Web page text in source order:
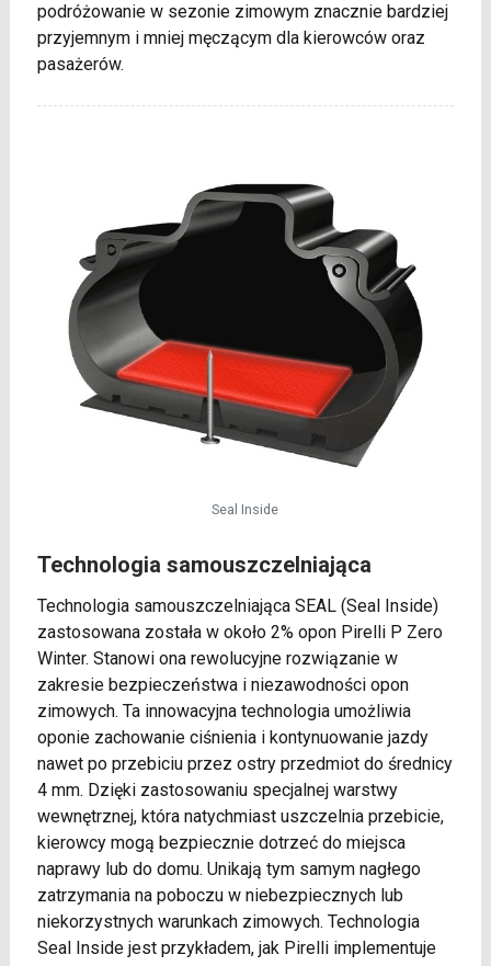
podróżowanie w sezonie zimowym znacznie bardziej
przyjemnym i mniej męczącym dla kierowców oraz
pasażerów.
Seal Inside
Technologia samouszczelniająca
Technologia samouszczelniająca SEAL (Seal Inside)
zastosowana została w około 2% opon Pirelli P Zero
Winter. Stanowi ona rewolucyjne rozwiązanie w
zakresie bezpieczeństwa i niezawodności opon
zimowych. Ta innowacyjna technologia umożliwia
oponie zachowanie ciśnienia i kontynuowanie jazdy
nawet po przebiciu przez ostry przedmiot do średnicy
4 mm. Dzięki zastosowaniu specjalnej warstwy
wewnętrznej, która natychmiast uszczelnia przebicie,
kierowcy mogą bezpiecznie dotrzeć do miejsca
naprawy lub do domu. Unikają tym samym nagłego
zatrzymania na poboczu w niebezpiecznych lub
niekorzystnych warunkach zimowych. Technologia
Seal Inside jest przykładem, jak Pirelli implementuje